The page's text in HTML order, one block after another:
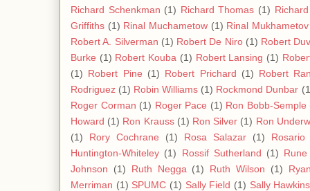
Richard Schenkman (1) Richard Thomas (1)
Griffiths (1) Rinal Muchametow (1) Rinal Mukhametov
Robert A. Silverman (1) Robert De Niro (1) Robert
Burke (1) Robert Kouba (1) Robert Lansing (1)
(1) Robert Pine (1) Robert Prichard (1) Robert
Rodriguez (1) Robin Williams (1) Rockmond Dunbar
Roger Corman (1) Roger Pace (1) Ron Bobb-Semple
Howard (1) Ron Krauss (1) Ron Silver (1) Ron
(1)
Rory Cochrane (1) Rosa Salazar (1)
Rosario
Huntington-Whiteley (1) Rossif Sutherland (1)
Johnson
(1) Ruth Negga (1) Ruth Wilson (1)
Merriman (1) SPUMC (1) Sally Field (1) Sally Hawkins